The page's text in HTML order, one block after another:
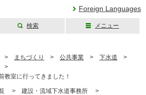
Foreign Languages
検索 メニュー
> まちづくり > 公共事業 > 下水道 >
>
室に行ってきました！
覧 > 建設・流域下水道事務所 >